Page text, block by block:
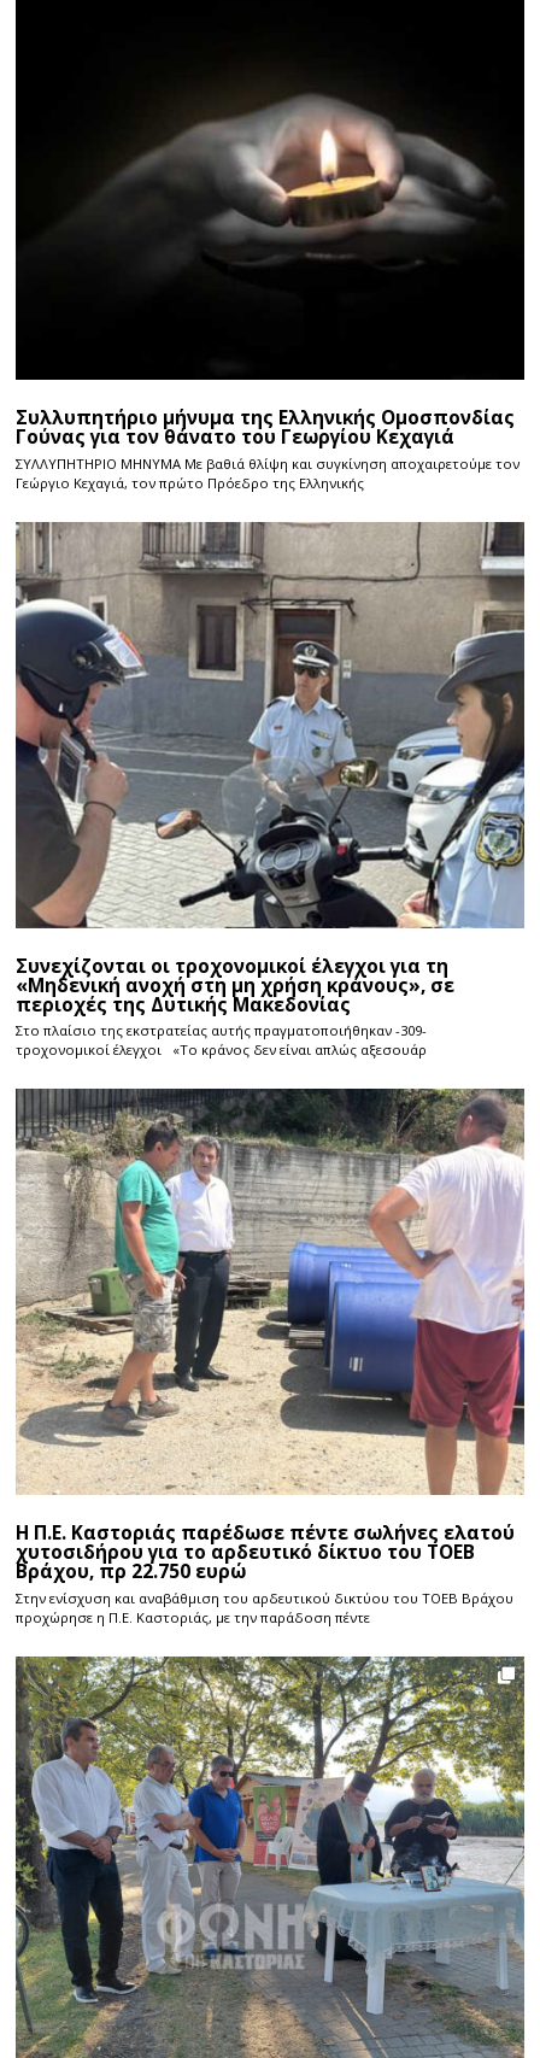
Συλλυπητήριο μήνυμα της Ελληνικής Ομοσπονδίας
Γούνας για τον θάνατο του Γεωργίου Κεχαγιά
ΣΥΛΛΥΠΗΤΗΡΙΟ ΜΗΝΥΜΑ Με βαθιά θλίψη και συγκίνηση αποχαιρετούμε τον
Γεώργιο Κεχαγιά, τον πρώτο Πρόεδρο της Ελληνικής
Συνεχίζονται οι τροχονομικοί έλεγχοι για τη
«Μηδενική ανοχή στη μη χρήση κράνους», σε
περιοχές της Δυτικής Μακεδονίας
Στο πλαίσιο της εκστρατείας αυτής πραγματοποιήθηκαν -309-
τροχονομικοί έλεγχοι «Το κράνος δεν είναι απλώς αξεσουάρ
Η Π.Ε. Καστοριάς παρέδωσε πέντε σωλήνες ελατού
χυτοσιδήρου για το αρδευτικό δίκτυο του ΤΟΕΒ
Βράχου, πρ 22.750 ευρώ
Στην ενίσχυση και αναβάθμιση του αρδευτικού δικτύου του ΤΟΕΒ Βράχου
προχώρησε η Π.Ε. Καστοριάς, με την παράδοση πέντε